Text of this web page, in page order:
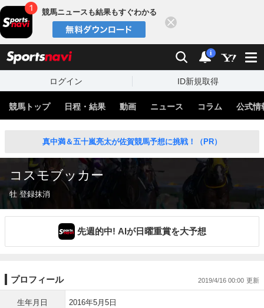
競馬ニュースも結果もすぐわかる
検索 通知
i
ログイン ID新規取得
競馬トップ 日程・結果 動画 ニュース コラム 公式情
真中満＆五十嵐亮太が佐賀競馬予想に挑戦！（PR）
コスモブッカー
牡 登録抹消
先週的中! AIが日曜重賞を大予想
プロフィール 2019/4/16 00:00
生年月日 2016年5月5日